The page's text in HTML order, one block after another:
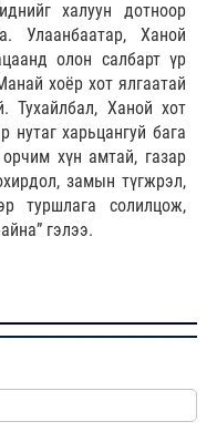
халуун дотноор
Улаанбаатар, Ханой
олон салбарт үр
хоёр хот ялгаатай
Тухайлбал, Ханой хот
нутаг харьцангуй бага
хүн амтай, газар
замын түгжрэл,
туршлага солилцож,
гэлээ.